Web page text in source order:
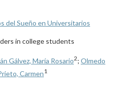
del Sueño en Universitarios
in college students
Gálvez, María Rosario2; Olmedo
Carmen1